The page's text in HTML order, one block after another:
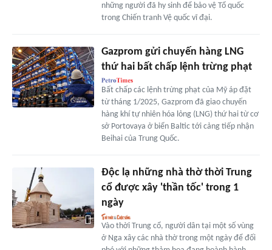
những người đã hy sinh để bảo vệ Tổ quốc
trong Chiến tranh Vệ quốc vĩ đại.
Gazprom gửi chuyến hàng LNG
thứ hai bất chấp lệnh trừng phạt
Bất chấp các lệnh trừng phạt của Mỹ áp đặt
từ tháng 1/2025, Gazprom đã giao chuyến
hàng khí tự nhiên hóa lỏng (LNG) thứ hai từ cơ
sở Portovaya ở biển Baltic tới cảng tiếp nhận
Beihai của Trung Quốc.
Độc lạ những nhà thờ thời Trung
cổ được xây 'thần tốc' trong 1
ngày
Vào thời Trung cổ, người dân tại một số vùng
ở Nga xây các nhà thờ trong một ngày để đối